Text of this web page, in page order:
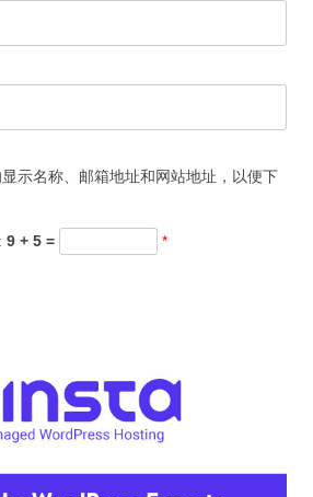
示名称、邮箱地址和网站地址，以便下
9 + 5 = *